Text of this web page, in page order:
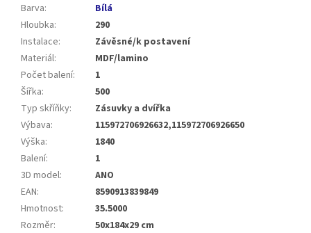
Barva:
Bílá
Hloubka:
290
Instalace:
Závěsné/k postavení
Materiál:
MDF/lamino
Počet balení:
1
Šířka:
500
Typ skříňky:
Zásuvky a dvířka
Výbava:
115972706926632,115972706926650
Výška:
1840
Balení:
1
3D model:
ANO
EAN:
8590913839849
Hmotnost:
35.5000
Rozměr:
50x184x29 cm